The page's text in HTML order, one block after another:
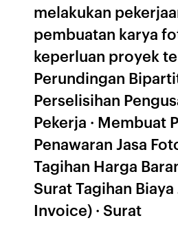
melakukan
pembuatan karya
keperluan proyek
Perundingan
Perselisihan
Pekerja · Membuat
Penawaran Jasa
Tagihan Harga
Surat Tagihan Biaya
Invoice) · Surat